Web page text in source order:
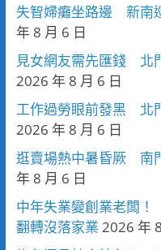
失智婦癱坐路邊 新南
年 8 月 6 日
見女網友需先匯錢 北
2026 年 8 月 6 日
工作過勞眼前發黑 北
2026 年 8 月 6 日
逛賣場熱中暑昏厥 南
年 8 月 6 日
中年失業變創業老闆
翻轉沒落家業 2026 年